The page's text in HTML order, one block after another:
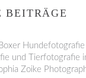
BEITRÄGE